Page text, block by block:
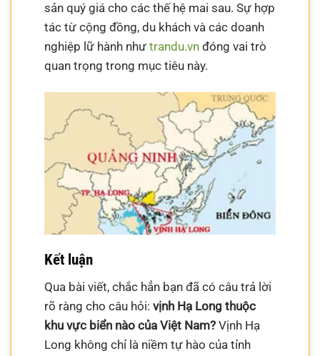
sản quý giá cho các thế hệ mai sau. Sự hợp
tác từ cộng đồng, du khách và các doanh
nghiệp lữ hành nhưtrandu.vn đóng vai trò
quan trọng trong mục tiêu này.
Kết luận
Qua bài viết, chắc hẳn bạn đã có câu trả lời
rõ ràng cho câu hỏi:vịnh Hạ Long thuộc
khu vực biển nào của Việt Nam? Vịnh Hạ
Long không chỉ là niềm tự hào của tỉnh